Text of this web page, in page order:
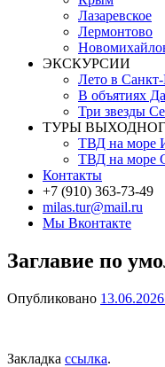
Лазаревское
Лермонтово
ЭКСКУРСИИ
Лето в Санкт-
В объятиях
Три звезды
ТУРЫ
ТВД на море
ТВД на море
Контакты
+7 (910) 363-73-49
milas.tur@mail.ru
Мы Вконтакте
Заглавие по
Опубликовано 13.06.2026
Закладка ссылка.